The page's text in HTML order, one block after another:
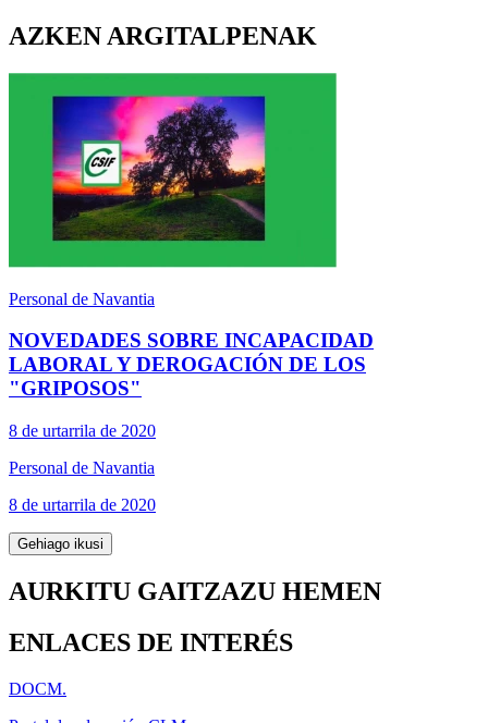
AZKEN ARGITALPENAK
Personal de Navantia
NOVEDADES SOBRE INCAPACIDAD
LABORAL Y DEROGACIÓN DE LOS
"GRIPOSOS"
8 de urtarrila de 2020
Personal de Navantia
8 de urtarrila de 2020
Gehiago ikusi
AURKITU GAITZAZU HEMEN
ENLACES DE INTERÉS
DOCM.